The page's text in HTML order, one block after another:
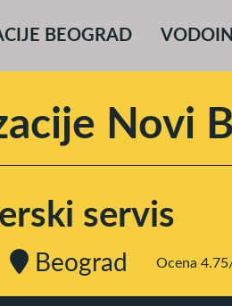
BEOGRAD
Novi
servis
Beograd Ocena